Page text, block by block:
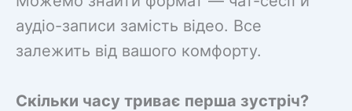
аудіо-записи замість відео. Все
залежить від вашого комфорту.
Скільки часу триває перша зустріч?